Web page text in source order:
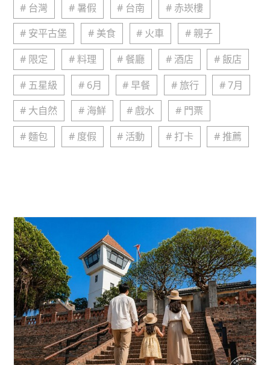
# 台灣 # 暑假 # 台南
# 赤崁樓
# 安平古堡
# 美食 # 火車
# 親子
# 限定
# 料理 # 餐廳 # 酒店
# 飯店
# 五星級
# 6月 # 早餐 # 旅行
# 7月
# 大自然
# 海鮮 # 戲水
# 門票
# 麵包
# 度假 # 活動 # 打卡 # 推薦